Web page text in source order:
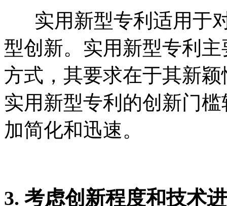
实用新型专利适用于
型创新。实用新型专利
方式，其要求在于其新
实用新型专利的创新门
加简化和迅速。
3. 考虑创新程度和技术